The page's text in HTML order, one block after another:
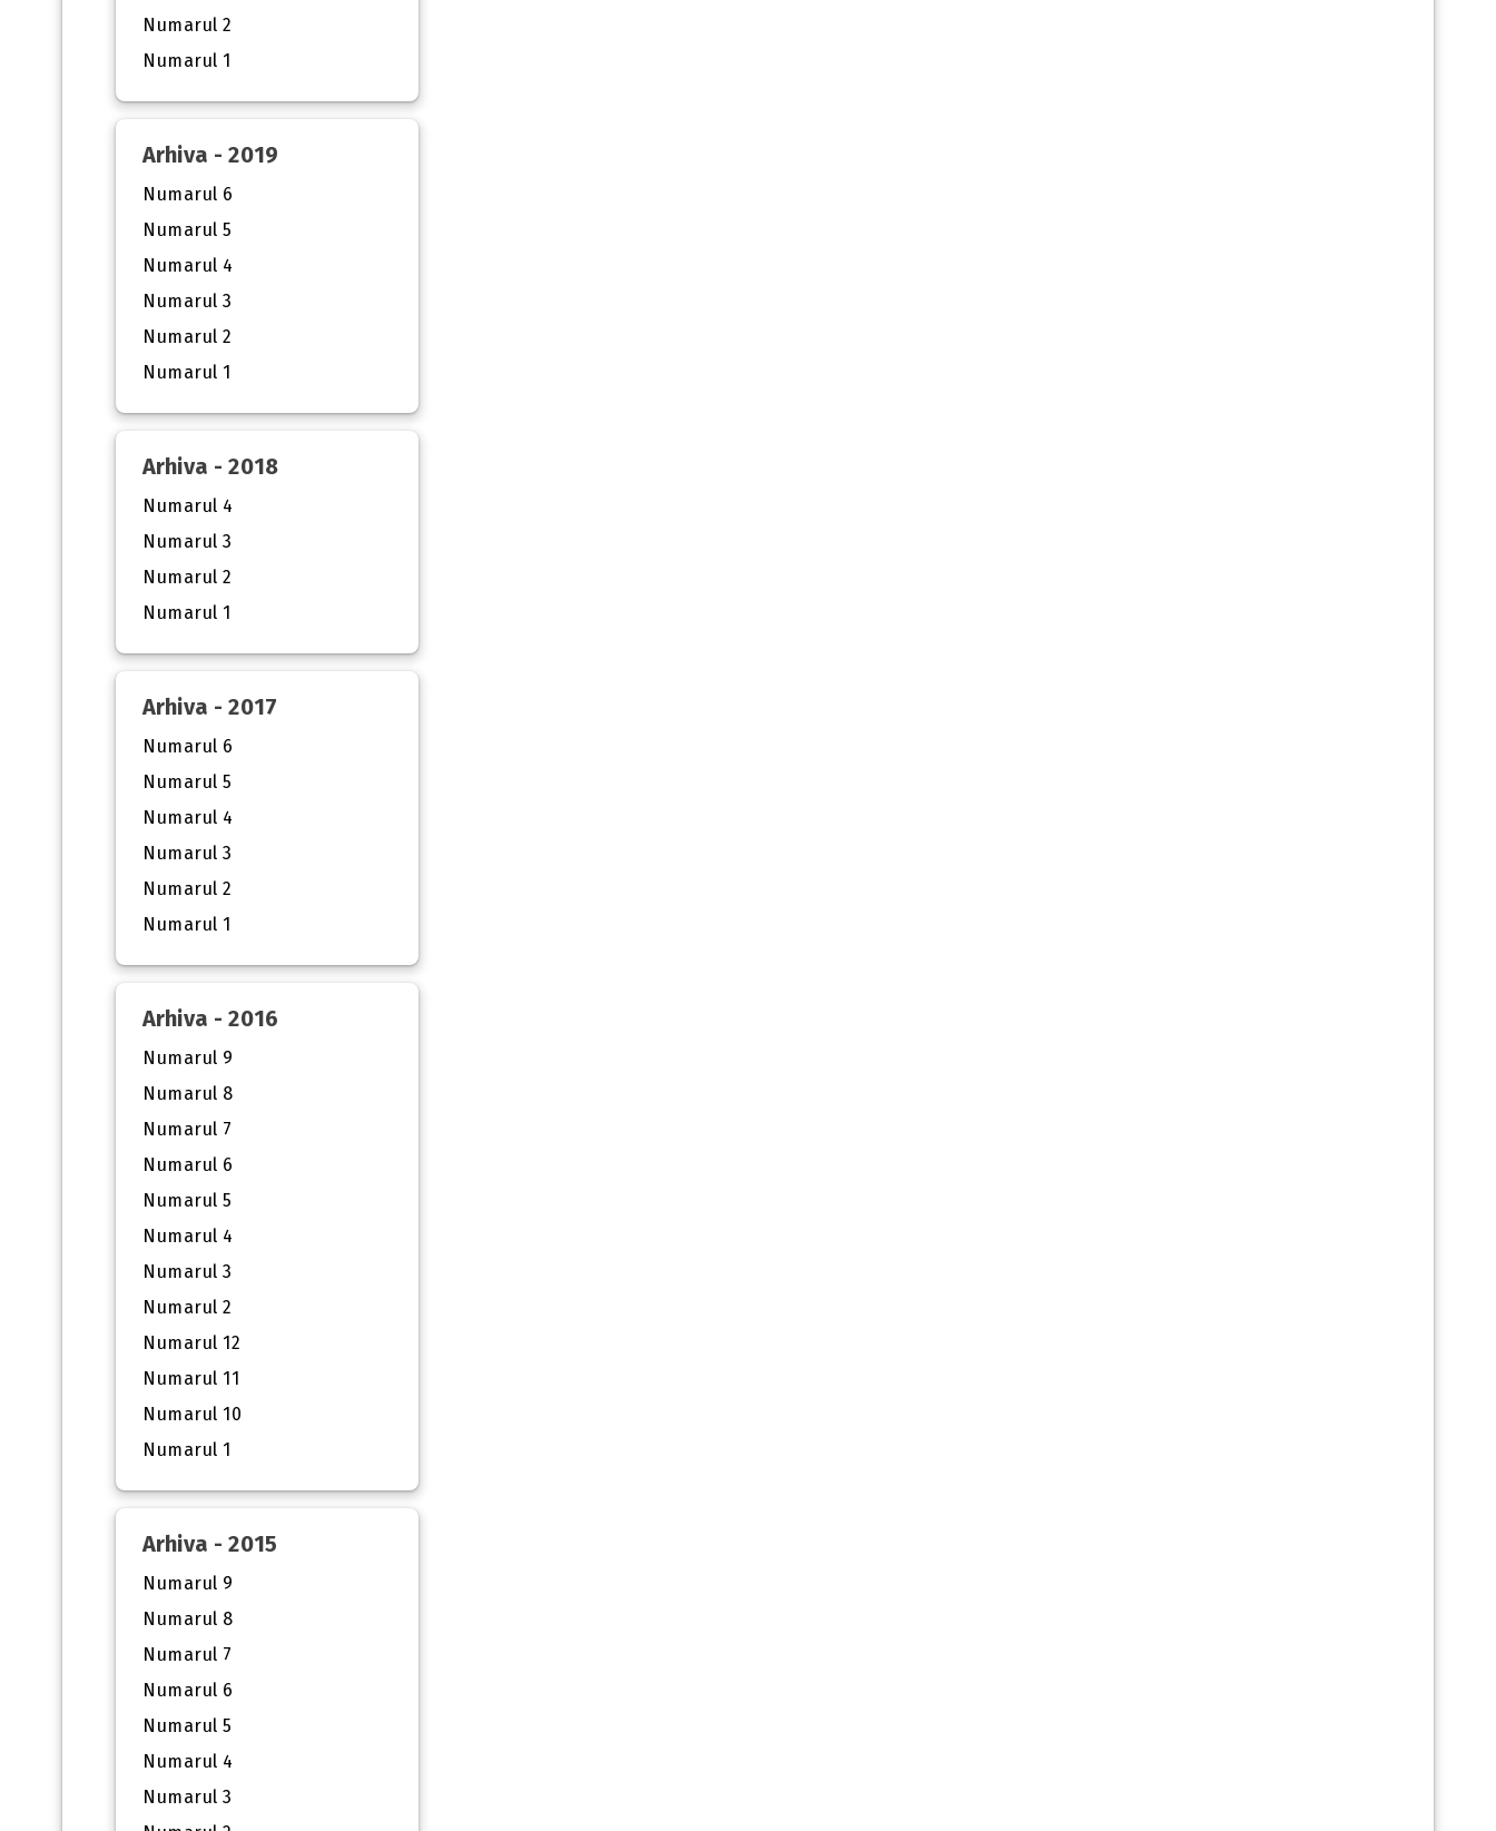
Numarul 2
Numarul 1
Arhiva - 2019
Numarul 6
Numarul 5
Numarul 4
Numarul 3
Numarul 2
Numarul 1
Arhiva - 2018
Numarul 4
Numarul 3
Numarul 2
Numarul 1
Arhiva - 2017
Numarul 6
Numarul 5
Numarul 4
Numarul 3
Numarul 2
Numarul 1
Arhiva - 2016
Numarul 9
Numarul 8
Numarul 7
Numarul 6
Numarul 5
Numarul 4
Numarul 3
Numarul 2
Numarul 12
Numarul 11
Numarul 10
Numarul 1
Arhiva - 2015
Numarul 9
Numarul 8
Numarul 7
Numarul 6
Numarul 5
Numarul 4
Numarul 3